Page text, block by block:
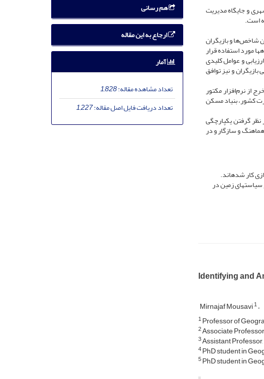
و جایگاه مدیریت
است.
شاخص‌ها و بازیگران
مورد استفاده قرار
متغیرها ارزیابی و عوامل کلیدی
و نیز توافق
مستخرج از نرم‌افزار مکتور
کشور، بنیاد مسکن
گرفتن یکپارچگی
و سازگار و در
کار شده­اند.
سیاست­های زمین در
Identifying and
Mirnajaf Mousavi1
1Professor of
2Associate
3Assistant
4PhD student in
5PhD student in
هم رسانی
ارجاع به این مقاله
آمار
تعداد مشاهده مقاله:1,828
تعداد دریافت فایل اصل مقاله:1,227